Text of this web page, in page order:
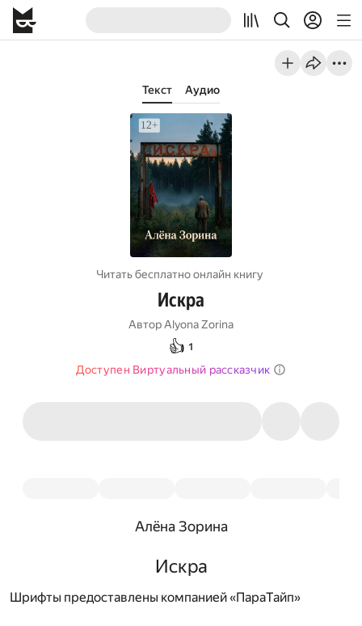
Текст Аудио
Читать бесплатно онлайн книгу
Искра
АвторAlyona Zorina
👍 1
Доступен Виртуальный рассказчик
Алёна Зорина
Искра
Шрифты предоставлены компанией «ПараТайп»